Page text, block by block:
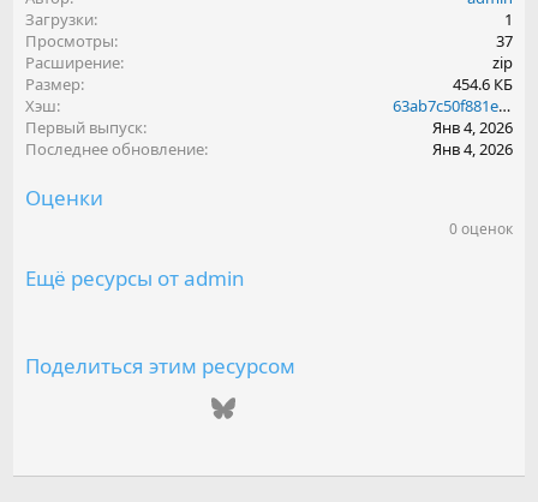
Загрузки
1
Просмотры
37
Расширение
zip
Размер
454.6 КБ
Хэш
63ab7c50f881e729909003247ed39884
Первый выпуск
Янв 4, 2026
Последнее обновление
Янв 4, 2026
Оценки
0
0
з
д
0 оценок
Ещё ресурсы от admin
Поделиться этим ресурсом
Одноклассники
TelegramBluesky